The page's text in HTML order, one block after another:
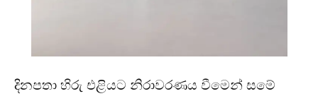
දිනපතා හිරු එළියට නිරාවරණය වීමෙන් සමේ